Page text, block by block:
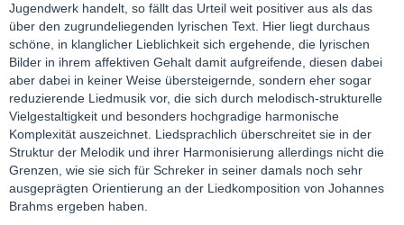
Jugendwerk handelt, so fällt das Urteil weit positiver aus als das
über den zugrundeliegenden lyrischen Text. Hier liegt durchaus
schöne, in klanglicher Lieblichkeit sich ergehende, die lyrischen
Bilder in ihrem affektiven Gehalt damit aufgreifende, diesen dabei
aber dabei in keiner Weise übersteigernde, sondern eher sogar
reduzierende Liedmusik vor, die sich durch melodisch-strukturelle
Vielgestaltigkeit und besonders hochgradige harmonische
Komplexität auszeichnet. Liedsprachlich überschreitet sie in der
Struktur der Melodik und ihrer Harmonisierung allerdings nicht die
Grenzen, wie sie sich für Schreker in seiner damals noch sehr
ausgeprägten Orientierung an der Liedkomposition von Johannes
Brahms ergeben haben.